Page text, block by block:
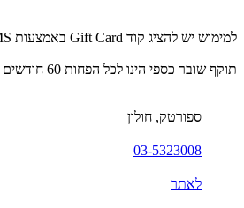
למימוש יש להציג קוד Gift Card באמצעות SMS/ מייל/ דף מודפס. לפרטים נוספים : 03-5323008.
תוקף שובר כספי הינו לכל הפחות 60 חודשים ממועד הפקתו. תוקף שובר לרכישת מוצר או שירות מסויים יהיה לכל הפחות 24 חודשים ממועד הפקתו
ספורטק, חולון
03-5323008
לאתר